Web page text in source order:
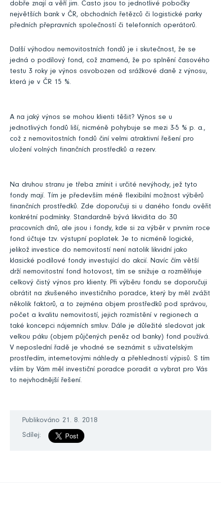
dobře znají a věří jim. Často jsou to jednotlivé pobočky
největších bank v ČR, obchodních řetězců či logistické parky
předních přepravních společností či telefonních operátorů.
Další výhodou nemovitostních fondů je i skutečnost, že se
jedná o podílový fond, což znamená, že po splnění časového
testu 3 roky je výnos osvobozen od srážkové daně z výnosu,
která je v ČR 15 %.
A na jaký výnos se mohou klienti těšit? Výnos se u
jednotlivých fondů liší, nicméně pohybuje se mezi 3-5 % p. a.,
což z nemovitostních fondů činí velmi atraktivní řešení pro
uložení volných finančních prostředků a rezerv.
Na druhou stranu je třeba zmínit i určité nevýhody, jež tyto
fondy mají. Tím je především méně flexibilní možnost výběrů
finančních prostředků. Zde doporučuji si u daného fondu ověřit
konkrétní podmínky. Standardně bývá likvidita do 30
pracovních dnů, ale jsou i fondy, kde si za výběr v prvním roce
fond účtuje tzv. výstupní poplatek. Je to nicméně logické,
jelikož investice do nemovitostí není natolik likvidní jako
klasické podílové fondy investující do akcií. Navíc čím větší
drží nemovitostní fond hotovost, tím se snižuje a rozmělňuje
celkový čistý výnos pro klienty. Při výběru fondu se doporučuji
obrátit na zkušeného investičního poradce, který by měl zvážit
několik faktorů, a to zejména objem prostředků pod správou,
počet a kvalitu nemovitostí, jejich rozmístění v regionech a
také koncepci nájemních smluv. Dále je důležité sledovat jak
velkou páku (objem půjčených peněz od banky) fond používá.
V neposlední řadě je vhodné se seznámit s uživatelským
prostředím, internetovými náhledy a přehledností výpisů. S tím
vším by Vám měl investiční poradce poradit a vybrat pro Vás
to nejvhodnější řešení.
Publikováno 21. 8. 2018
Sdílej: